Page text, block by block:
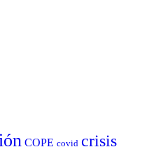
COPE covid crisis